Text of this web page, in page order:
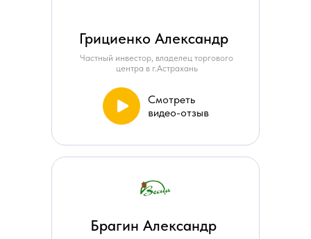
Брагин Александр
Грициенко Александр
Смотреть
видео-отзыв
Частный инвестор, владелец торгового
центра в г.Астрахань